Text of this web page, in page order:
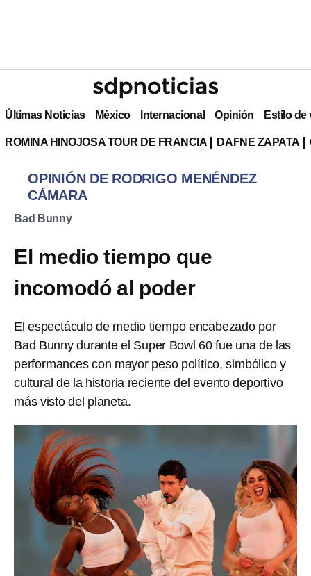
Últimas Noticias México Internacional Opinión Estilo de
ROMINA HINOJOSA TOUR DE FRANCIA DAFNE ZAPATA
OPINIÓN DE RODRIGO MENÉNDEZ
CÁMARA
Bad Bunny
El medio tiempo que
incomodó al poder
El espectáculo de medio tiempo encabezado por
Bad Bunny durante el Super Bowl 60 fue una de las
performances con mayor peso político, simbólico y
cultural de la historia reciente del evento deportivo
más visto del planeta.